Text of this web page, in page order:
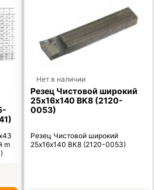
m
Нет в наличии
Резец Чистовой широкий
25х16х140 ВК8 (2120-
0053)
Резец Чистовой широкий
25х16х140 ВК8 (2120-0053)